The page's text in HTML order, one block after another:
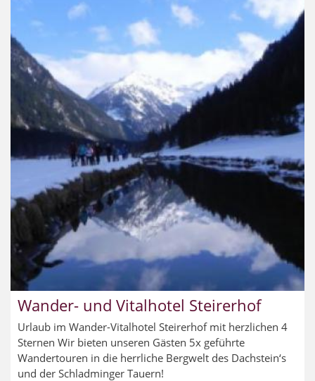
Wander- und Vitalhotel Steirerhof
Urlaub im Wander-Vitalhotel Steirerhof mit herzlichen 4
Sternen Wir bieten unseren Gästen 5x geführte
Wandertouren in die herrliche Bergwelt des Dachstein‘s
und der Schladminger Tauern!